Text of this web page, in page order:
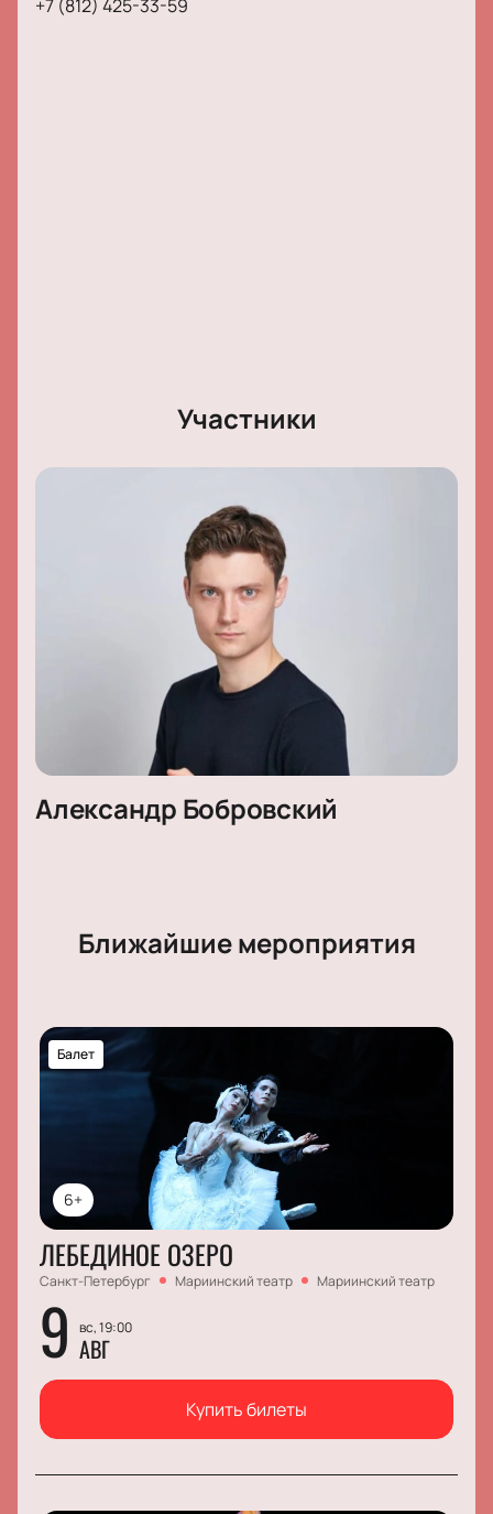
+7 (812) 425-33-59
Участники
Александр Бобровский
Ближайшие мероприятия
6+
Балет
ЛЕБЕДИНОЕ ОЗЕРО
Санкт-Петербург Мариинский театр Мариинский театр
9 вс, 19:00
АВГ
Купить билеты